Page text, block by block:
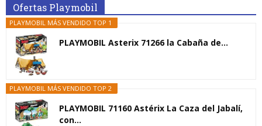
Ofertas Playmobil
PLAYMOBIL MÁS VENDIDO TOP 1
PLAYMOBIL Asterix 71266 la Cabaña de...
PLAYMOBIL MÁS VENDIDO TOP 2
PLAYMOBIL 71160 Astérix La Caza del Jabalí,
con...